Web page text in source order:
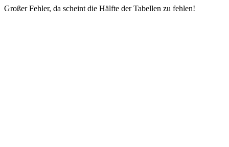
Großer Fehler, da scheint die Hälfte der Tabellen zu fehlen!